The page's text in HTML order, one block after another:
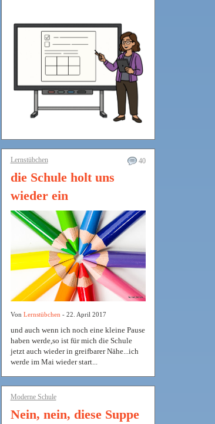
40
Lernstübchen
die Schule holt uns
wieder ein
Von Lernstübchen - 22. April 2017
und auch wenn ich noch eine kleine Pause
haben werde,so ist für mich die Schule
jetzt auch wieder in greifbarer Nähe...ich
werde im Mai wieder start...
Moderne Schule
Nein, nein, diese Suppe